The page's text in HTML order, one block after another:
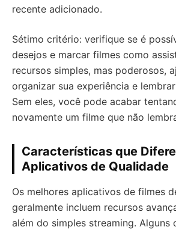
recente adicionado.
Sétimo critério: verifique se é
desejos e marcar filmes como
recursos simples, mas poderosos,
organizar sua experiência e
Sem eles, você pode acabar
novamente um filme que não
Características que
Aplicativos de Qualidade
Os melhores aplicativos de filmes
geralmente incluem recursos
além do simples streaming. Alguns